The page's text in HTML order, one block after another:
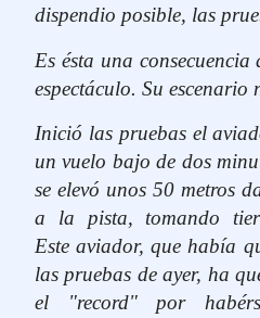
dispendio posible, las
Es ésta una
espectáculo. Su
Inició las pruebas el
un vuelo bajo de dos
se elevó unos 50 metros
a la pista, tomando
Este aviador, que había
las pruebas de ayer, ha
el "record" por